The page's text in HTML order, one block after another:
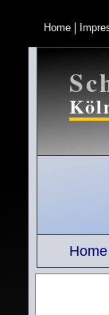
Home
Home